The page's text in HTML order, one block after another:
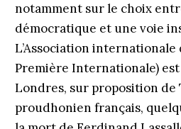
notamment sur le choix
démocratique et une voie
L’Association
Première Internationale) est
Londres, sur proposition de
proudhonien français,